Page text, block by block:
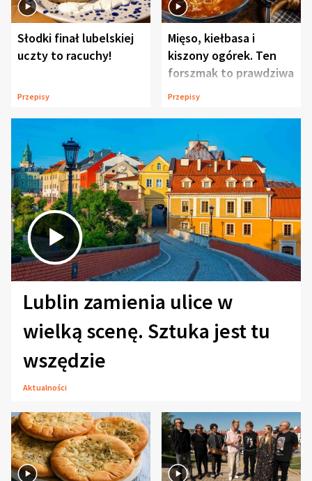
Słodki finał lubelskiej
uczty to racuchy!
Przepisy
Mięso, kiełbasa i
kiszony ogórek. Ten
forszmak to prawdziwa
uczta
Przepisy
Lublin zamienia ulice w
wielką scenę. Sztuka jest tu
wszędzie
Aktualności